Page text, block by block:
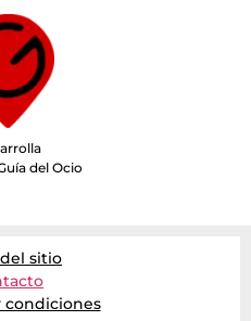
del Ocio
sitio
condiciones